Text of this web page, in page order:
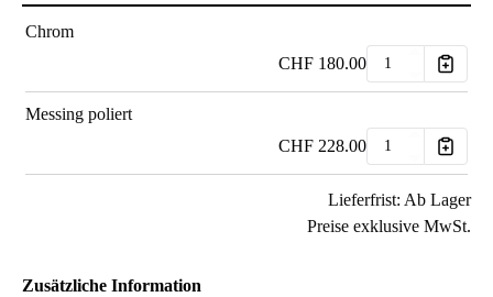
Chrom
CHF 180.00
Messing poliert
CHF 228.00
Lieferfrist: Ab Lager
Preise exklusive MwSt.
Zusätzliche Information